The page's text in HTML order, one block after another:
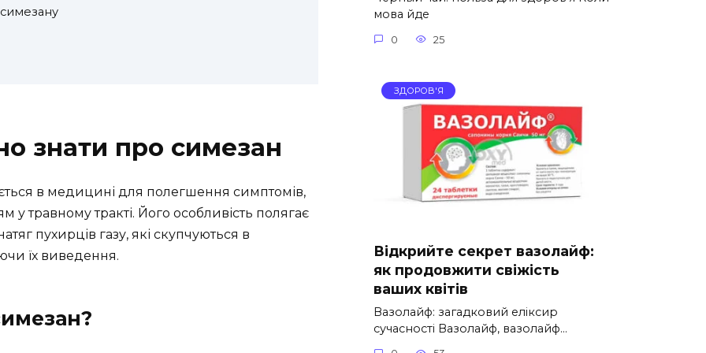
знати про симезан
в медицині для полегшення симптомів,
у травному тракті. Його особливість полягає
пухирців газу, які скупчуються в
їх виведення.
мова йде
0 25
ЗДОРОВ'Я
Відкрийте секрет вазолайф:
як продовжити свіжість
ваших квітів
Вазолайф: загадковий еліксир
сучасності Вазолайф, вазолайф…